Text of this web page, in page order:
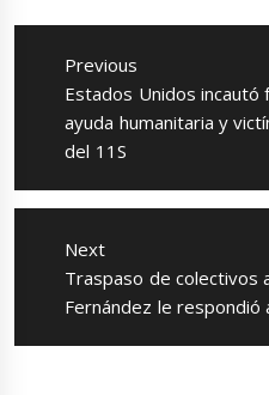
Navegación
entradas
Previous
Previous
post:
Estados Unidos incautó
ayuda humanitaria y
del 11S
Next
Next
post:
Traspaso de colectivos
Fernández le